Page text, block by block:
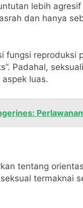
lebih
dan hanya
fungsi reproduksi
Padahal,
luas.
tentang
termaknai